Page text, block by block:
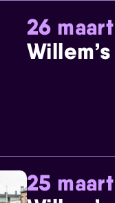
26
25